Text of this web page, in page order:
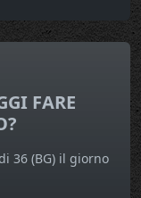
FARE
36 (BG) il giorno